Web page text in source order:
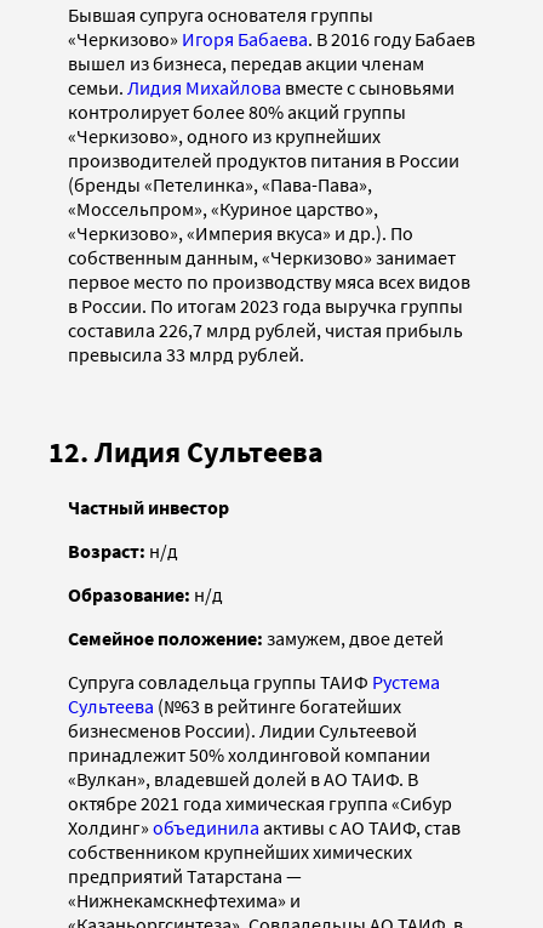
Бывшая супруга основателя группы
«Черкизово» Игоря Бабаева. В 2016 году Бабаев
вышел из бизнеса, передав акции членам
семьи. Лидия Михайлова вместе с сыновьями
контролирует более 80% акций группы
«Черкизово», одного из крупнейших
производителей продуктов питания в России
(бренды «Петелинка», «Пава-Пава»,
«Моссельпром», «Куриное царство»,
«Черкизово», «Империя вкуса» и др.). По
собственным данным, «Черкизово» занимает
первое место по производству мяса всех видов
в России. По итогам 2023 года выручка группы
составила 226,7 млрд рублей, чистая прибыль
превысила 33 млрд рублей.
12. Лидия Сультеева
Частный инвестор
Возраст: н/д
Образование: н/д
Семейное положение: замужем, двое детей
Супруга совладельца группы ТАИФ Рустема
Сультеева (№63 в рейтинге богатейших
бизнесменов России). Лидии Сультеевой
принадлежит 50% холдинговой компании
«Вулкан», владевшей долей в АО ТАИФ. В
октябре 2021 года химическая группа «Сибур
Холдинг» объединила активы с АО ТАИФ, став
собственником крупнейших химических
предприятий Татарстана —
«Нижнекамскнефтехима» и